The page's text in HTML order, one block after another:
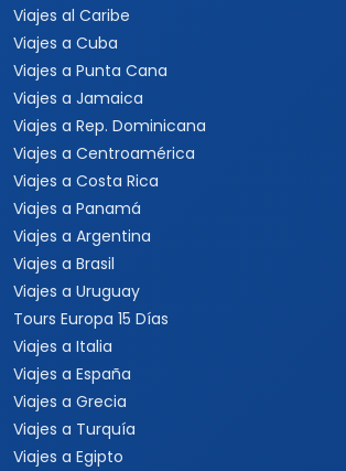
Viajes al Caribe
Viajes a Cuba
Viajes a Punta Cana
Viajes a Jamaica
Viajes a Rep. Dominicana
Viajes a Centroamérica
Viajes a Costa Rica
Viajes a Panamá
Viajes a Argentina
Viajes a Brasil
Viajes a Uruguay
Tours Europa 15 Días
Viajes a Italia
Viajes a España
Viajes a Grecia
Viajes a Turquía
Viajes a Egipto